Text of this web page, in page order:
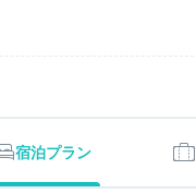
宿泊プラン